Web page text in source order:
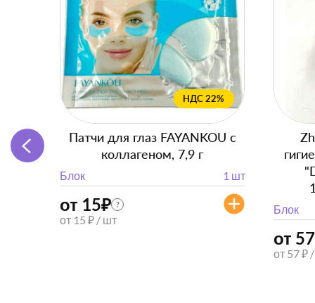
НДС 22%
Патчи для глаз FAYANKOU с
коллагеном, 7,9 г
Блок 1 шт
от 15₽ ?
от 15 ₽ / шт
Блок
от 57
от 57 ₽